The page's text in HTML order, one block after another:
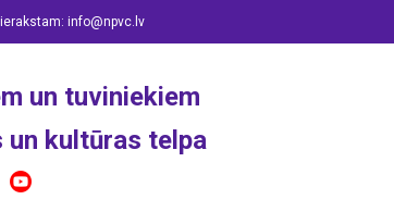
info@npvc.lv
un tuviniekiem
un kultūras telpa